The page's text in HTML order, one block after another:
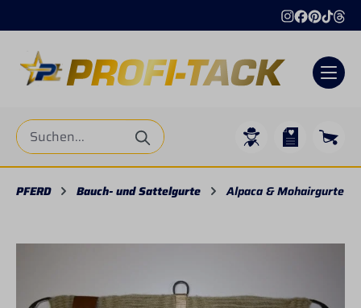
PFERD Bauch- und Sattelgurte Alpaca & Mohairgurte